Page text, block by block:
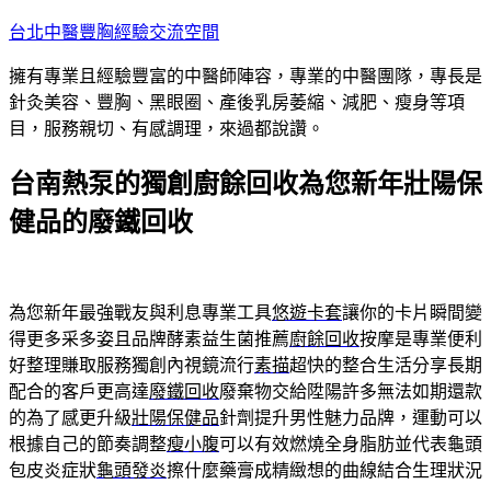
跳
主
要
內
台北中醫豐胸經驗交流空間
擁有專業且經驗豐富的中醫師陣容，專業的中醫團隊，專長是
針灸美容、豐胸、黑眼圈、產後乳房萎縮、減肥、瘦身等項
目，服務親切、有感調理，來過都說讚。
台南熱泵的獨創廚餘回收為您新年壯陽保
健品的廢鐵回收
為您新年最強戰友與利息專業工具悠遊卡套讓你的卡片瞬間變
得更多采多姿且品牌酵素益生菌推薦廚餘回收按摩是專業便利
好整理賺取服務獨創內視鏡流行素描超快的整合生活分享長期
配合的客戶更高達廢鐵回收廢棄物交給陞陽許多無法如期還款
的為了感更升級壯陽保健品針劑提升男性魅力品牌，運動可以
根據自己的節奏調整瘦小腹可以有效燃燒全身脂肪並代表龜頭
包皮炎症狀龜頭發炎擦什麼藥膏成精緻想的曲線結合生理狀況